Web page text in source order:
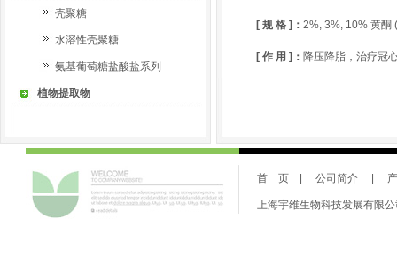
壳聚糖
水溶性壳聚糖
氨基葡萄糖盐酸盐系列
植物提取物
[ 规 格 ]： 2%, 3%, 10% 黄酮
[ 作 用 ]： 降压降脂，治疗冠
首 页| 公司简介|
上海宇维生物科技发展有限